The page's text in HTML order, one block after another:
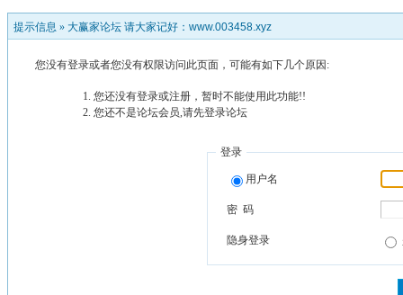
提示信息 » 大赢家论坛 请大家记好：www.003458.xyz
您没有登录或者您没有权限访问此页面，可能有如下几个原因:
您还没有登录或注册，暂时不能使用此功能!!
您还不是论坛会员,请先登录论坛
登录
用户名
密 码
隐身登录